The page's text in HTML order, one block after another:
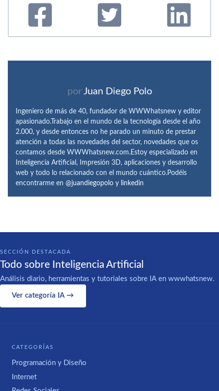
por Juan Diego Polo
Ingeniero de más de 40, fundador de WWWhatsnew y editor
apasionado.Trabajo en el mundo de la tecnología desde el año
2.000, y desde entonces no he parado un minuto de prestar
atención a todas las novedades del sector, novedades que os
contamos desde WWWhatsnew.com.Estoy especializado en
Inteligencia Artificial, Impresión 3D, aplicaciones y desarrollo
web y todo lo relacionado con el mundo cuántico.Podéis
encontrarme en @juandiegopolo y linkedin
SECCIÓN DESTACADA
Todo sobre Inteligencia Artificial
Análisis diario, herramientas y tutoriales sobre IA en wwwhatsnew.
Ver categoría IA →
CATEGORÍAS
Programación y Diseño
Internet